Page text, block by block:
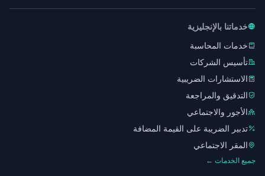
خدماتنا بالإنجليزية
خدمات المحاسبة
تأسيس الشركات
الاستشارات الضريبية
التدقيق والمراجعة
الأجور والاجتماعي
تدبير الضريبة على القيمة المضافة
المقر الاجتماعي
جميع الخدمات ←